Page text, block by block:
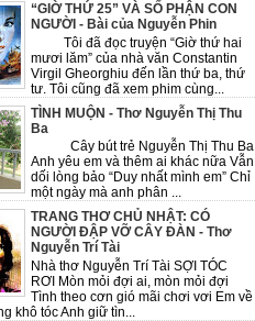
“GIỜ THỨ 25” VÀ SỐ PHẬN CON
NGƯỜI - Bài của Nguyễn Phin
Tôi đã đọc truyện “Giờ thứ hai
mươi lăm” của nhà văn Constantin
Virgil Gheorghiu đến lần thứ ba, thứ
tư. Tôi cũng đã xem phim cùng...
TÌNH MUỘN - Thơ Nguyễn Thị Thu
Ba
Cây bút trẻ Nguyễn Thị Thu Ba
Anh yêu em và thêm ai khác nữa Vẫn
dối lòng bảo “Duy nhất mình em” Chỉ
một ngày mà anh phân ...
TRANG THƠ CHỦ NHẬT: CÓ
NGƯỜI ĐẬP VỠ CÂY ĐÀN - Thơ
Nguyễn Trí Tài
Nhà thơ Nguyễn Trí Tài SỢI TÓC
RƠI Mòn mỏi đợi ai, mòn mỏi đợi
Tình theo cơn gió mãi chơi vơi Em về
khô tóc Anh giữ tìn...